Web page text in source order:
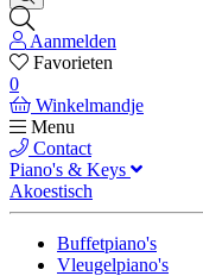
Aanmelden
Favorieten
0
Winkelmandje
Menu
Contact
Piano's & Keys
Akoestisch
Buffetpiano's
Vleugelpiano's